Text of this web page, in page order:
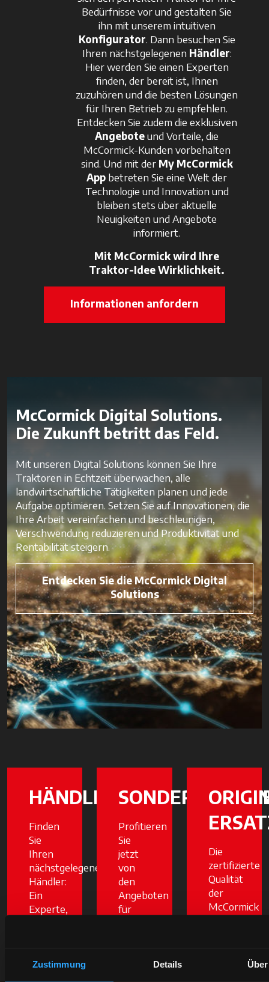
Zustimmung Details
Bedürfnisse vor und gestalten Sie
ihn mit unserem intuitiven
Konfigurator. Dann besuchen Sie
Ihren nächstgelegenen Händler:
Hier werden Sie einen Experten
finden, der bereit ist, Ihnen
zuzuhören und die besten Lösungen
für Ihren Betrieb zu empfehlen.
Entdecken Sie zudem die exklusiven
Angeboteund Vorteile, die
McCormick-Kunden vorbehalten
sind. Und mit der My McCormick
App betreten Sie eine Welt der
Technologie und Innovation und
bleiben stets über aktuelle
Neuigkeiten und Angebote
informiert.
Mit McCormick wird Ihre
Traktor-Idee Wirklichkeit.
Informationen anfordern
McCormick Digital Solutions.
Die Zukunft betritt das Feld.
Mit unseren Digital Solutions können Sie Ihre
Traktoren in Echtzeit überwachen, alle
landwirtschaftliche Tätigkeiten planen und jede
Aufgabe optimieren. Setzen Sie auf Innovationen, die
Ihre Arbeit vereinfachen und beschleunigen,
Verschwendung reduzieren und Produktivität und
Rentabilität steigern.
Entdecken Sie die McCormick Digital
Solutions
HÄNDLER
Finden
Sie
Ihren
nächstgelegenen
Händler:
Ein
Experte,
Ihnen
zuzuhören,
Profitieren
Sie
jetzt
von
den
Angeboten
für
Dienstleistungen
Die
zertifizierte
Qualität
der
McCormick